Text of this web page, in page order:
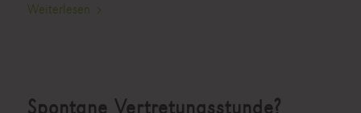
Weiterlesen
Spontane Vertretungsstunde?